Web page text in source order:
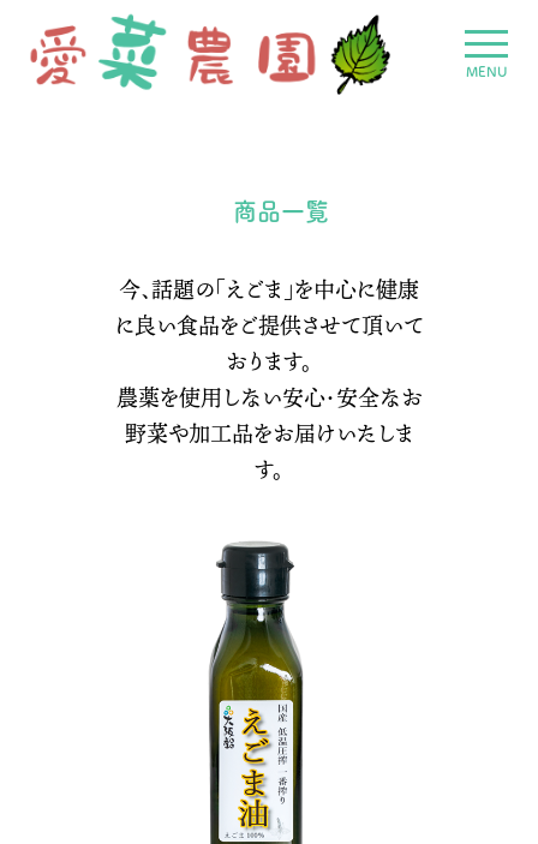
商品一覧
今、話題の「えごま」を中心に健康
に良い食品をご提供させて頂いて
おります。
農薬を使用しない安心・安全なお
野菜や加工品をお届けいたしま
す。
MENU